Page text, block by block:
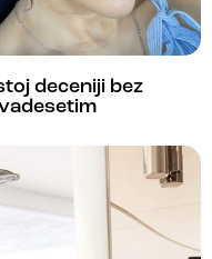
deceniji bez